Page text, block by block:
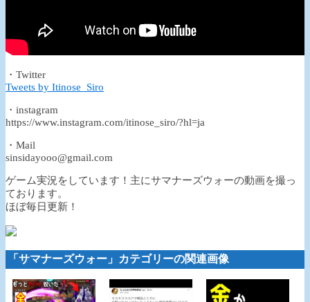
・Twitter
Tweets by Itinose_Siro
・instagram
https://www.instagram.com/itinose_siro/?hl=ja
・Mail
sinsidayooo@gmail.com
ゲーム実況をしています！主にサマナーズウォーの動画を撮っ
ております。
ほぼ毎日更新！
「サマナーズウォー」カテゴリーの関連画像